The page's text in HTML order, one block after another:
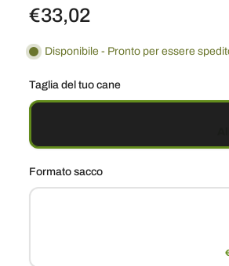
€33,02
Disponibile - Pronto per essere
Taglia del tuo cane
Formato sacco